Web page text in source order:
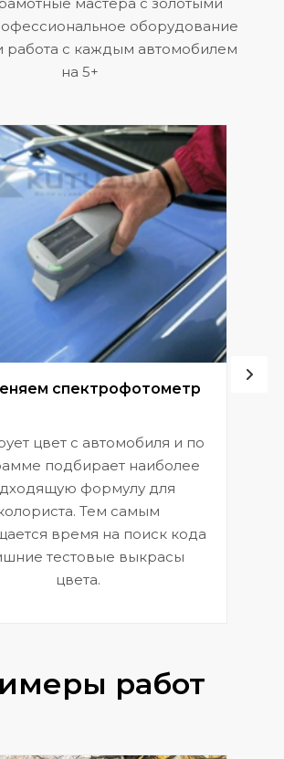
оборудование
работа с каждым автомобилем
на 5+
спектрофотометр
цвет с автомобиля и по
подбирает наиболее
формулу для
Тем самым
время на поиск кода
тестовые выкрасы
цвета.
работ